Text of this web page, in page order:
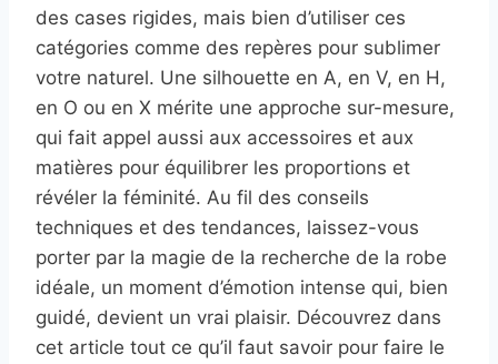
des cases rigides, mais bien d’utiliser ces
catégories comme des repères pour sublimer
votre naturel. Une silhouette en A, en V, en H,
en O ou en X mérite une approche sur-mesure,
qui fait appel aussi aux accessoires et aux
matières pour équilibrer les proportions et
révéler la féminité. Au fil des conseils
techniques et des tendances, laissez-vous
porter par la magie de la recherche de la robe
idéale, un moment d’émotion intense qui, bien
guidé, devient un vrai plaisir. Découvrez dans
cet article tout ce qu’il faut savoir pour faire le